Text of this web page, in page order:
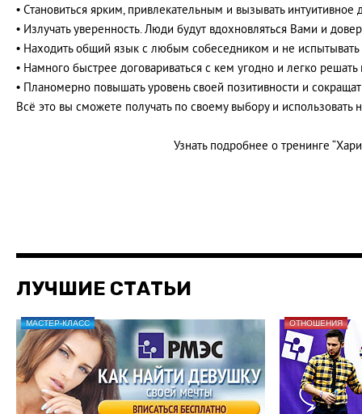
• Становиться ярким, привлекательным и вызывать интуитивное
• Излучать уверенность. Люди будут вдохновляться Вами и
• Находить общий язык с любым собеседником и не
• Намного быстрее договариваться с кем угодно и легко
• Планомерно повышать уровень своей позитивности и
Всё это вы сможете получать по своему выбору и
Узнать подробнее о тренинге
ЛУЧШИЕ СТАТЬИ
МАСТЕР-КЛАСС ОТНОШЕНИЯ